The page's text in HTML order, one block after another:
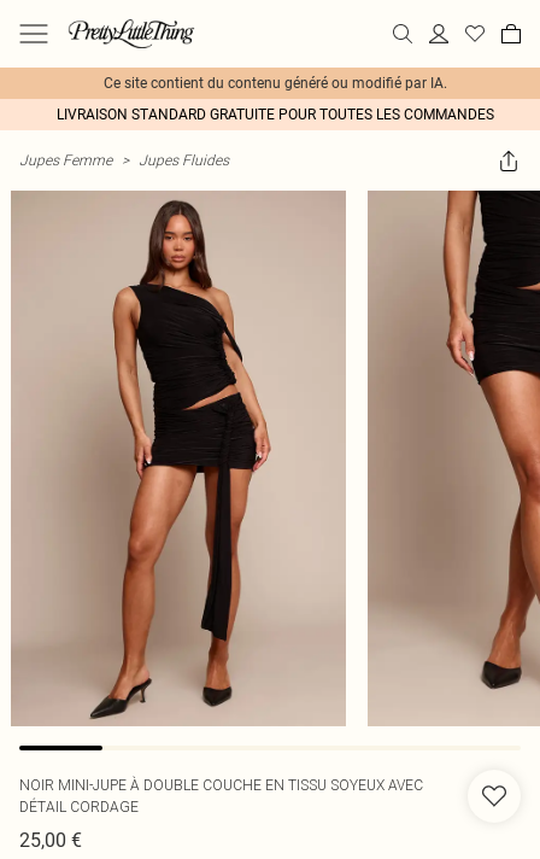
Ce site contient du contenu généré ou modifié par IA.
LIVRAISON STANDARD GRATUITE POUR TOUTES LES COMMANDES
Jupes Femme > Jupes Fluides
NOIR MINI-JUPE À DOUBLE COUCHE EN TISSU SOYEUX AVEC
DÉTAIL CORDAGE
25,00 €